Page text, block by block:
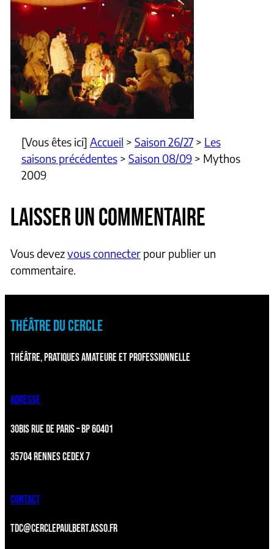
[Vous êtes ici] Accueil > Saison 26/27> Les
saisons précédentes> Saison 08/09> Mythos
2009
LAISSER UN COMMENTAIRE
Vous devezvous connecterpour publier un
commentaire.
THÉÂTRE DU CERCLE
THÉÂTRE, PRATIQUES AMATEURE ET PROFESSIONNELLE
ADRESSE
30BIS RUE DE PARIS – BP 60401
35704 RENNES CEDEX 7
CONTACT
TDC@CERCLEPAULBERT.ASSO.FR